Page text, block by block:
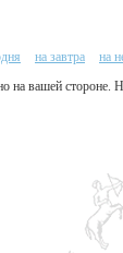
на завтра на
на вашей стороне.